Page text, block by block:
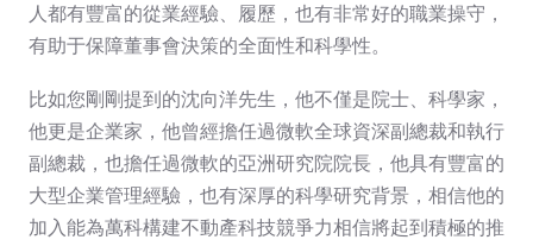
人都有豐富的從業經驗、履歷，也有非常好的職業操守，
有助于保障董事會決策的全面性和科學性。
比如您剛剛提到的沈向洋先生，他不僅是院士、科學家，
他更是企業家，他曾經擔任過微軟全球資深副總裁和執行
副總裁，也擔任過微軟的亞洲研究院院長，他具有豐富的
大型企業管理經驗，也有深厚的科學研究背景，相信他的
加入能為萬科構建不動產科技競爭力相信將起到積極的推